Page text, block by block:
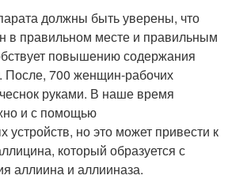
должны быть уверены, что
в правильном месте и правильным
повышению содержания
После, 700 женщин-рабочих
руками. В наше время
и с помощью
устройств, но это может привести к
который образуется с
аллиина и аллииназа.